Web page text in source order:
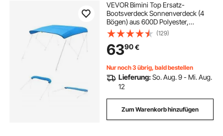
VEVOR Bimini Top Ersatz-
Bootsverdeck Sonnenverdeck (4
Bögen) aus 600D Polyester,
wasserdichte Sonnenschutz-
Bootsmarkise mit
Aufbewahrungstasche (ohne
Stützstange) 231-244 cm (B) Blau
(129)
6390€
Nur noch 3 übrig, bald bestellen
Lieferung:So. Aug. 9 - Mi. Aug.
12
Zum Warenkorb hinzufügen